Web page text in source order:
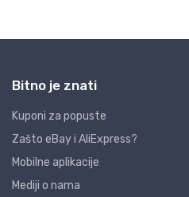
Bitno je znati
Kuponi za popuste
Zašto eBay i AliExpress?
Mobilne aplikacije
Mediji o nama